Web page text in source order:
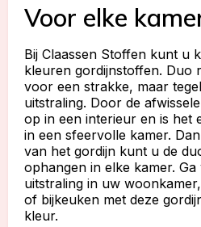
Voor elke
Bij Claassen Stoffen kunt u
kleuren gordijnstoffen. Duo
voor een strakke, maar
uitstraling. Door de
op in een interieur en is het
in een sfeervolle kamer.
van het gordijn kunt u de
ophangen in elke kamer.
uitstraling in uw
of bijkeuken met deze
kleur.